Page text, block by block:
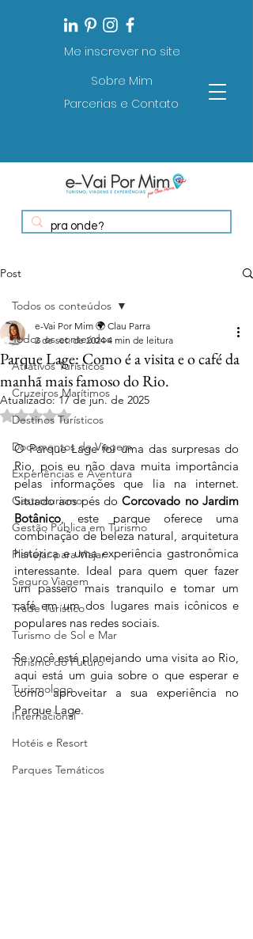
Me inscrever no site
Sobre Mim
Parcerias e Contato
Post
Todos os conteúdos
Atrativos Turísticos
Cruzeiros Marítimos
Destinos Turísticos
Documentos de Viagem
Experiências e Aventura
Gastroturismo
Gestão Pública em Turismo
Planejar para Viajar
Seguro Viagem
Trade Turístico
Turismo de Sol e Mar
Turismo do Futuro
Turismologo
Internacional
Hotéis e Resort
Parques Temáticos
Todos os conteúdos
Parque Lage: Como é a visita e o café da
manhã mais famoso do Rio.
e-Vai Por Mim 🌍 Clau Parra
2 de set. de 2024 4 min de leitura
Atualizado:17 de jun. de 2025
Avaliado com NaN de 5 estrelas.
O Parque Lage foi uma das surpresas do
Rio, pois eu não dava muita importância
pelas informações que lia na internet.
Situado aos pés do Corcovado no Jardim
Botânico, este parque oferece uma
combinação de beleza natural, arquitetura
histórica e uma experiência gastronômica
interessante. Ideal para quem quer fazer
um passeio mais tranquilo e tomar um
café em um dos lugares mais icônicos e
populares nas redes sociais.
Se você está planejando uma visita ao Rio,
aqui está um guia sobre o que esperar e
como aproveitar a sua experiência no
Parque Lage.